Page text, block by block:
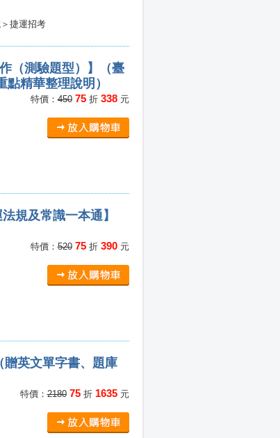
捷運招考
（測驗題型）】（臺
精華整理說明）
特價：45075折 338元
規及常識一本通】
特價：52075折 390元
英文單字書、題庫
特價：218075折 1635元